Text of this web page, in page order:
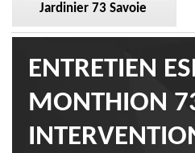
Jardinier 73 Savoie
ENTRETIEN
MONTHION